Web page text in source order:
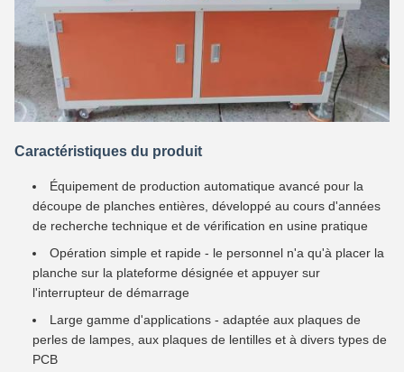
Caractéristiques du produit
Équipement de production automatique avancé pour la
découpe de planches entières, développé au cours d'années
de recherche technique et de vérification en usine pratique
Opération simple et rapide - le personnel n'a qu'à placer la
planche sur la plateforme désignée et appuyer sur
l'interrupteur de démarrage
Large gamme d'applications - adaptée aux plaques de
perles de lampes, aux plaques de lentilles et à divers types de
PCB